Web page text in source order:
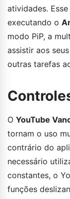
atividades.
executando o
modo PiP, a
assistir aos
outras tarefas
O YouTube
tornam o uso
contrário do
necessário
constantes, o
funções